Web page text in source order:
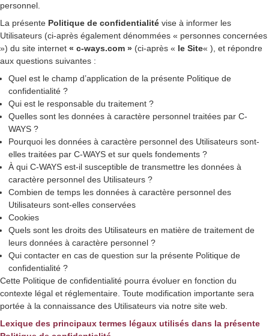
personnel.
La présente Politique de confidentialité vise à informer les
Utilisateurs (ci-après également dénommées « personnes concernées
») du site internet « c-ways.com » (ci-après « le Site« ), et répondre
aux questions suivantes :
Quel est le champ d’application de la présente Politique de
confidentialité ?
Qui est le responsable du traitement ?
Quelles sont les données à caractère personnel traitées par C-
WAYS ?
Pourquoi les données à caractère personnel des Utilisateurs sont-
elles traitées par C-WAYS et sur quels fondements ?
À qui C-WAYS est-il susceptible de transmettre les données à
caractère personnel des Utilisateurs ?
Combien de temps les données à caractère personnel des
Utilisateurs sont-elles conservées
Cookies
Quels sont les droits des Utilisateurs en matière de traitement de
leurs données à caractère personnel ?
Qui contacter en cas de question sur la présente Politique de
confidentialité ?
Cette Politique de confidentialité pourra évoluer en fonction du
contexte légal et réglementaire. Toute modification importante sera
portée à la connaissance des Utilisateurs via notre site web.
Lexique des principaux termes légaux utilisés dans la présente